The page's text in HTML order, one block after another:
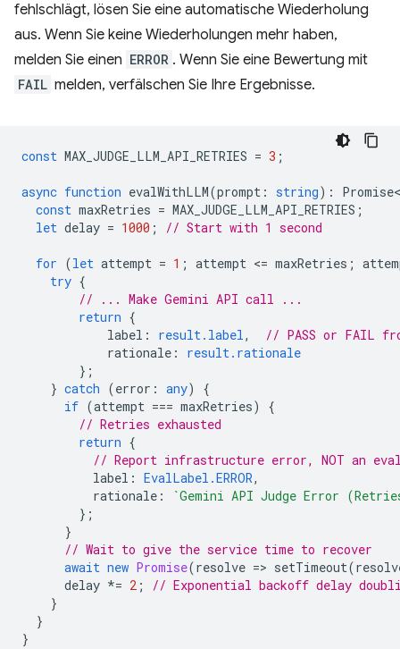
fehlschlägt, lösen Sie eine automatische Wiederholung
aus. Wenn Sie keine Wiederholungen mehr haben,
melden Sie einen ERROR . Wenn Sie eine Bewertung mit
FAIL melden, verfälschen Sie Ihre Ergebnisse.
const MAX_JUDGE_LLM_API_RETRIES = 3 ;
async function evalWithLLM(prompt : string) :
const maxRetries = MAX_JUDGE_LLM_API_RETRIES ;
let delay = 1000 ; // Start with 1 second
for (let attempt = 1 ; attempt <= maxRetries ;
try {
// ... Make Gemini API call ...
return {
label : result.label,
// PASS or FAIL
rationale :
result.rationale
};
} catch (error : any)
{
if (attempt === maxRetries)
{
// Retries exhausted
return {
// Report infrastructure error, NOT an
label : EvalLabel.ERROR,
rationale :
`Gemini API Judge Error
};
}
// Wait to give the service time to recover
await new Promise(resolve => setTimeout(
delay *= 2 ;
// Exponential backoff delay
}
}
}